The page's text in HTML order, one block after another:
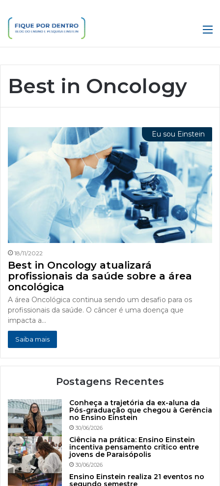
Best in Oncology
Eu sou Einstein
18/11/2022
Best in Oncology atualizará
profissionais da saúde sobre a área
oncológica
A área Oncológica continua sendo um desafio para os
profissionais da saúde. O câncer é uma doença que
impacta a…
Saiba mais
Postagens Recentes
Conheça a trajetória da ex-aluna da
Pós-graduação que chegou à Gerência
no Ensino Einstein
30/06/2026
Ciência na prática: Ensino Einstein
incentiva pensamento crítico entre
jovens de Paraisópolis
30/06/2026
Ensino Einstein realiza 21 eventos no
segundo semestre